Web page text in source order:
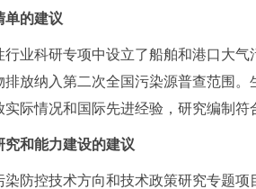
单的建议
业科研专项中设立了船舶和港口大
放纳入第二次全国污染源普查范围
际情况和国际先进经验，研究编制
和能力建设的建议
防控技术方向和技术政策研究专题